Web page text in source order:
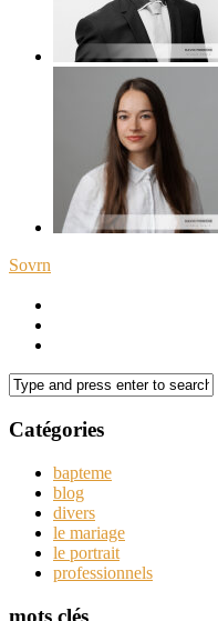
Sovrn
Catégories
bapteme
blog
divers
le mariage
le portrait
professionnels
mots clés